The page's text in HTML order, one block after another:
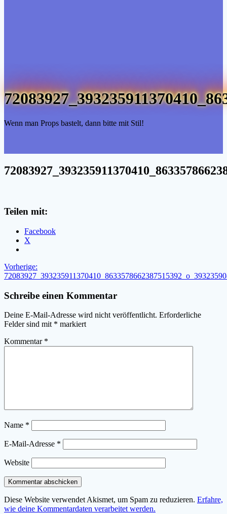
Wenn man Props bastelt, dann bitte mit Stil!
Teilen mit:
Facebook
X
Beitragsnavigation
Vorherige:
Beitrag:
Schreibe einen Kommentar
Deine E-Mail-Adresse wird nicht veröffentlicht. Erforderliche
Felder sind mit * markiert
Kommentar *
Name *
E-Mail-Adresse *
Website
Diese Website verwendet Akismet, um Spam zu reduzieren. Erfahre,
wie deine Kommentardaten verarbeitet werden.